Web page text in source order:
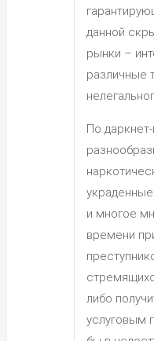
данной
рынки –
различные
По
и многое
времени
либо
услуговым